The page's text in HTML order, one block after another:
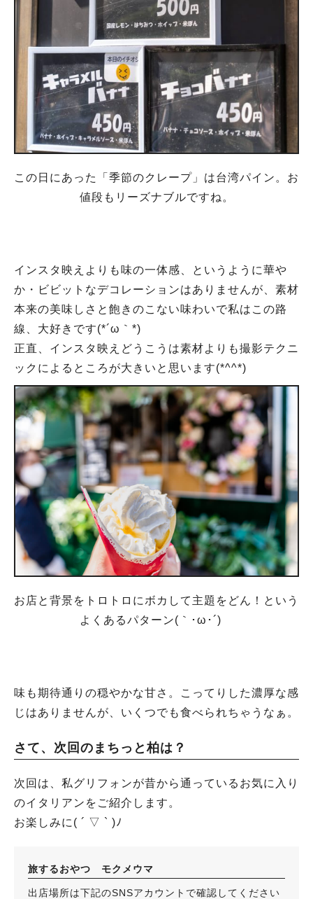
この日にあった「季節のクレープ」は台湾パイン。お
値段もリーズナブルですね。
インスタ映えよりも味の一体感、というように華や
か・ビビットなデコレーションはありませんが、素材
本来の美味しさと飽きのこない味わいで私はこの路
線、大好きです(*´ω｀*)
正直、インスタ映えどうこうは素材よりも撮影テクニ
ックによるところが大きいと思います(*^^*)
お店と背景をトロトロにボカして主題をどん！という
よくあるパターン(｀･ω･´)ゞ
味も期待通りの穏やかな甘さ。こってりした濃厚な感
じはありませんが、いくつでも食べられちゃうなぁ。
さて、次回のまちっと柏は？
次回は、私グリフォンが昔から通っているお気に入り
のイタリアンをご紹介します。
お楽しみに( ´ ▽ ` )ﾉ
旅するおやつ モクメウマ
出店場所は下記のSNSアカウントで確認してください